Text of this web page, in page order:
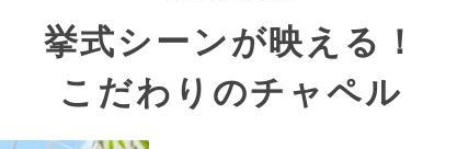
挙式シーンが映える！
こだわりのチャペル